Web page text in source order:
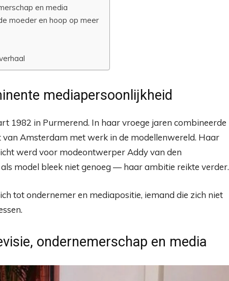
en media
moeder en hoop op meer
mediapersoonlijkheid
1982 in Purmerend. In haar vroege jaren combineerde
van Amsterdam met werk in de modellenwereld. Haar
werd voor modeontwerper Addy van den
model bleek niet genoeg — haar ambitie reikte verder.
tot ondernemer en mediapositie, iemand die zich niet
ondernemerschap en media